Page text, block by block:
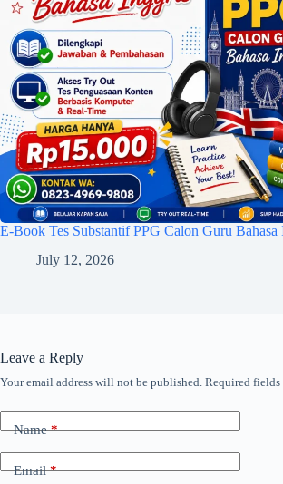
E-Book Tes Substantif PPG Calon Guru Bahasa
July 12, 2026
Leave a Reply
Your email address will not be published. Required fields
Name*
Email*